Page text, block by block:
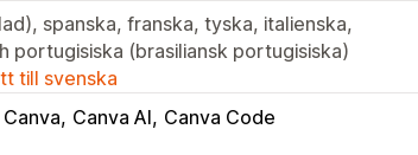
spanska, franska, tyska, italienska,
portugisiska (brasiliansk portugisiska)
till svenska
Canva Canva AI Canva Code